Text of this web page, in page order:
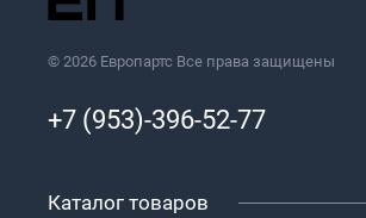
© 2026 Европартс Все права защищены
+7 (953)-396-52-77
Каталог товаров